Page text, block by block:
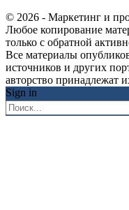
© 2026 - Маркетинг и
Любое копирование
только с обратной
Все материалы
источников и других
авторство принадлежат
Sign in